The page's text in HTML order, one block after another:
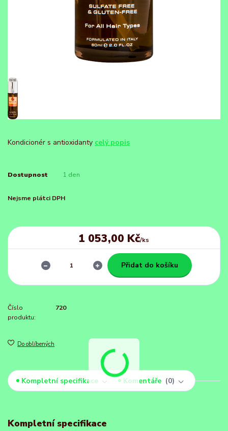
Kondicionér s antioxidanty celý popis
Dostupnost 1 den
Nejsme plátci DPH
1 053,00 Kč/ks
Přidat do košíku
Číslo
produktu:
720
Do oblíbených
Kompletní specifikace Komentáře 0
Kompletní specifikace